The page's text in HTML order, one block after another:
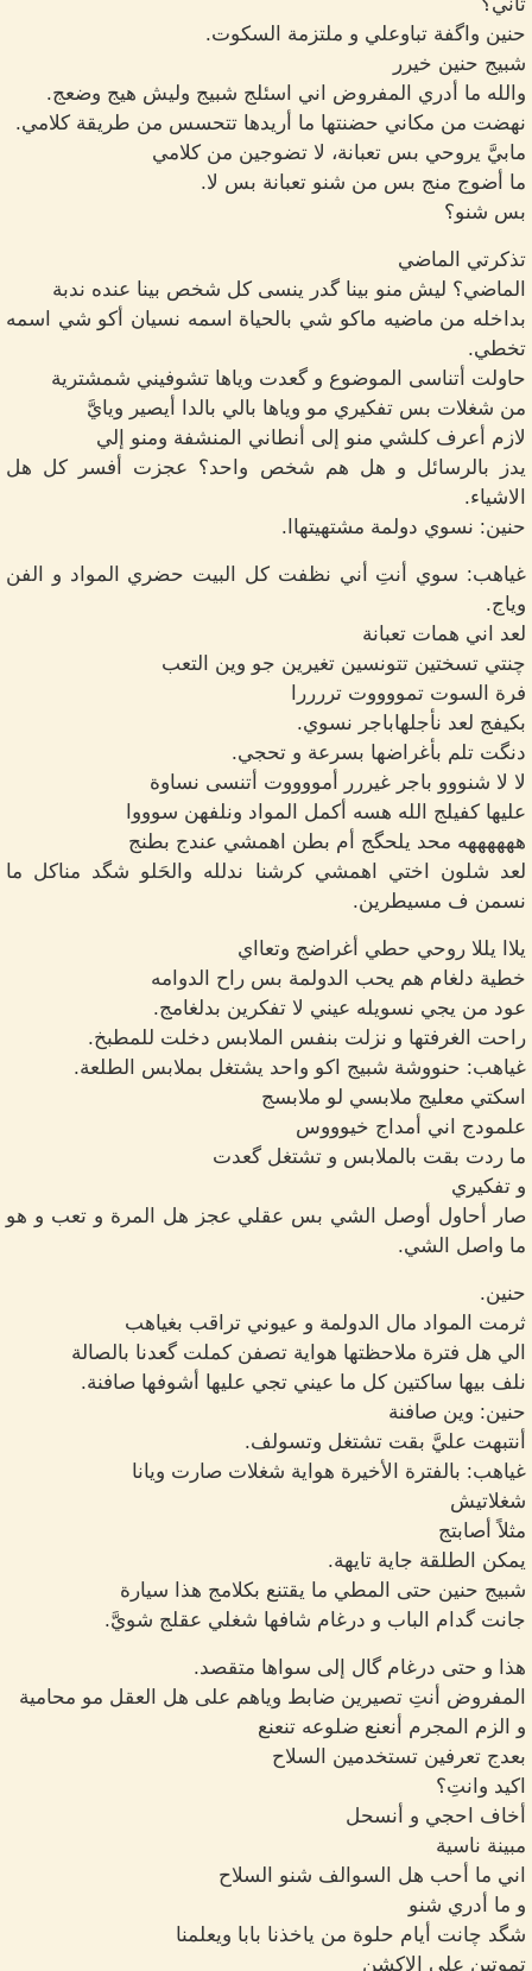
حنين واگفة تباوعلي و ملتزمة السكوت.
شبيج حنين خيرر
والله ما أدري المفروض اني اسئلج شبيج وليش هيج وضعج.
نهضت من مكاني حضنتها ما أريدها تتحسس من طريقة كلامي.
مابيَّ يروحي بس تعبانة، لا تضوجين من كلامي
ما أضوج منج بس من شنو تعبانة بس لا.
بس شنو؟
تذكرتي الماضي
الماضي؟ ليش منو بينا گدر ينسى كل شخص بينا عنده ندبة
بداخله من ماضيه ماكو شي بالحياة اسمه نسيان أكو شي اسمه
تخطي.
حاولت أتناسى الموضوع و گعدت وياها تشوفيني شمشترية
من شغلات بس تفكيري مو وياها بالي بالدا أيصير ويايَّ
لازم أعرف كلشي منو إلى أنطاني المنشفة ومنو إلي
يدز بالرسائل و هل هم شخص واحد؟ عجزت أفسر كل هل
الاشياء.
حنين: نسوي دولمة مشتهيتهاا.
غياهب: سوي أنتِ أني نظفت كل البيت حضري المواد و الفن
وياج.
لعد اني همات تعبانة
چنتي تسختين تتونسين تغيرين جو وين التعب
فرة السوت تمووووت تررررا
بكيفج لعد نأجلهاباجر نسوي.
دنگت تلم بأغراضها بسرعة و تحجي.
لا لا شنووو باجر غيررر أمووووت أتنسى نساوة
عليها كفيلج الله هسه أكمل المواد ونلفهن سوووا
ههههههه محد يلحگج أم بطن اهمشي عندج بطنج
لعد شلون اختي اهمشي كرشنا ندلله والحَلو شگد مناكل ما
نسمن ف مسيطرين.
يلاا يللا روحي حطي أغراضج وتعااي
خطية دلغام هم يحب الدولمة بس راح الدوامه
عود من يجي نسويله عيني لا تفكرين بدلغامج.
راحت الغرفتها و نزلت بنفس الملابس دخلت للمطبخ.
غياهب: حنووشة شبيج اكو واحد يشتغل بملابس الطلعة.
اسكتي معليج ملابسي لو ملابسج
علمودج اني أمداج خيوووس
ما ردت بقت بالملابس و تشتغل گعدت
و تفكيري
صار أحاول أوصل الشي بس عقلي عجز هل المرة و تعب و هو
ما واصل الشي.
حنين.
ثرمت المواد مال الدولمة و عيوني تراقب بغياهب
الي هل فترة ملاحظتها هواية تصفن كملت گعدنا بالصالة
نلف بيها ساكتين كل ما عيني تجي عليها أشوفها صافنة.
حنين: وين صافنة
أنتبهت عليَّ بقت تشتغل وتسولف.
غياهب: بالفترة الأخيرة هواية شغلات صارت ويانا
شغلاتيش
مثلاً أصابتج
يمكن الطلقة جاية تايهة.
شبيج حنين حتى المطي ما يقتنع بكلامج هذا سيارة
جانت گدام الباب و درغام شافها شغلي عقلج شويَّ.
هذا و حتى درغام گال إلى سواها متقصد.
المفروض أنتِ تصيرين ضابط وياهم على هل العقل مو محامية
و الزم المجرم أنعنع ضلوعه تنعنع
بعدج تعرفين تستخدمين السلاح
اكيد وانتِ؟
أخاف احجي و أنسحل
مبينة ناسية
اني ما أحب هل السوالف شنو السلاح
و ما أدري شنو
شگد چانت أيام حلوة من ياخذنا بابا ويعلمنا
تموتين على الاكشن